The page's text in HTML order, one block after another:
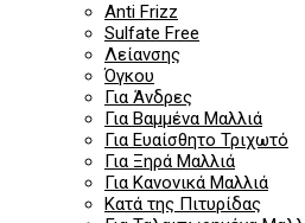
Anti Frizz
Sulfate Free
Λείανσης
Όγκου
Για Άνδρες
Για Βαμμένα Μαλλιά
Για Ευαίσθητο Τριχωτό
Για Ξηρά Μαλλιά
Για Κανονικά Μαλλιά
Κατά της Πιτυρίδας